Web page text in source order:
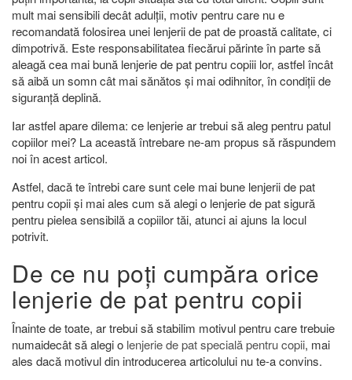
mult mai sensibili decât adulții, motiv pentru care nu e
recomandată folosirea unei lenjerii de pat de proastă calitate, ci
dimpotrivă. Este responsabilitatea fiecărui părinte în parte să
aleagă cea mai bună lenjerie de pat pentru copiii lor, astfel încât
să aibă un somn cât mai sănătos și mai odihnitor, în condiții de
siguranță deplină.
Iar astfel apare dilema: ce lenjerie ar trebui să aleg pentru patul
copiilor mei? La această întrebare ne-am propus să răspundem
noi în acest articol.
Astfel, dacă te întrebi care sunt cele mai bune lenjerii de pat
pentru copii și mai ales cum să alegi o lenjerie de pat sigură
pentru pielea sensibilă a copiilor tăi, atunci ai ajuns la locul
potrivit.
De ce nu poți cumpăra orice
lenjerie de pat pentru copii
Înainte de toate, ar trebui să stabilim motivul pentru care trebuie
numaidecât să alegi o lenjerie de pat specială pentru copii, mai
ales dacă motivul din introducerea articolului nu te-a convins.